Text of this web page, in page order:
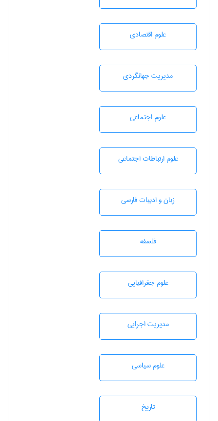
علوم اقتصادی
مديريت جهانگردی
علوم اجتماعی
علوم ارتباطات اجتماعی
زبان و ادبيات فارسی
فلسفه
علوم جغرافيايی
مديريت اجرايی
علوم سياسی
تاريخ